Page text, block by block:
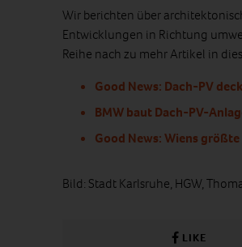
Wir berichten über
Entwicklungen in Richtung
Reihe nach zu mehr Artikel in
Good News: Dach-PV
BMW baut Dach-PV-
Good News: Wiens
Bild: Stadt Karlsruhe, HGW,
LIKE